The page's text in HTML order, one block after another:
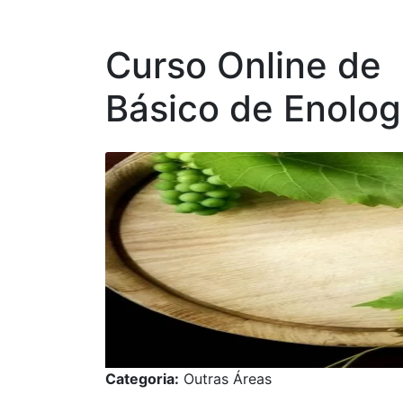
Curso Online de
Básico de
Categoria: Outras Áreas